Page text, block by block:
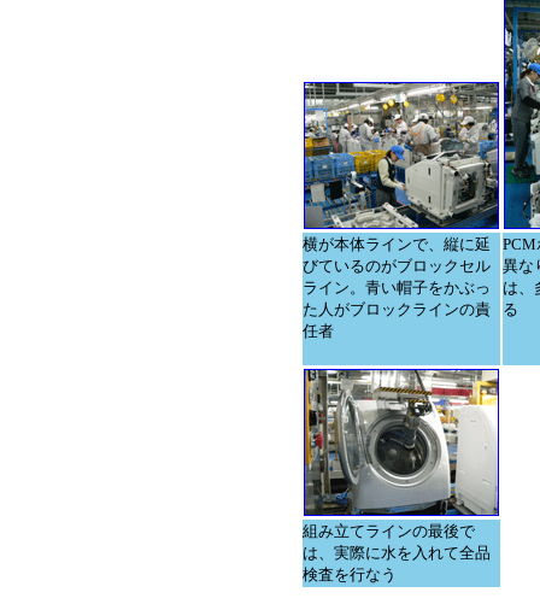
横が本体ラインで、縦に延
びているのがブロックセル
ライン。青い帽子をかぶっ
た人がブロックラインの責
任者
異な
は、
る
組み立てラインの最後で
は、実際に水を入れて全品
検査を行なう